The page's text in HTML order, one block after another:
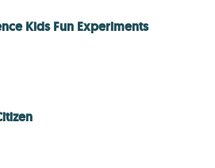
Kids Fun Experiments